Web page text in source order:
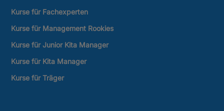
Kurse für Fachexperten
Kurse für Management Rookies
Kurse für Junior Kita Manager
Kurse für Kita Manager
Kurse für Träger